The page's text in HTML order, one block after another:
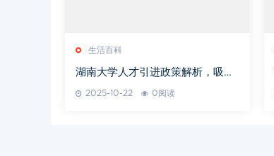
生活百科
湖南大学人才引进政策解析，吸引
全球英才共筑未来
2025-10-22 0阅读